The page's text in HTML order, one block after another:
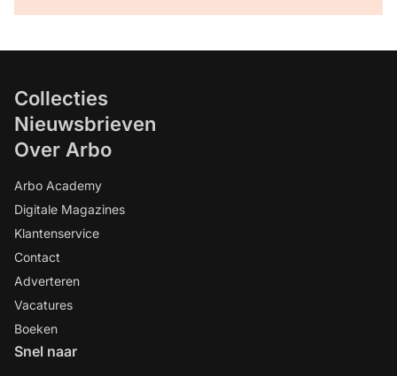
Collecties
Nieuwsbrieven
Over Arbo
Arbo Academy
Digitale Magazines
Klantenservice
Contact
Adverteren
Vacatures
Boeken
Snel naar